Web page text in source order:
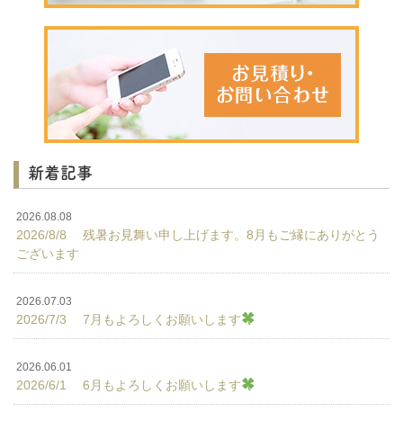
新着記事
2026.08.08
2026/8/8 残暑お見舞い申し上げます。8月もご縁にありがとう
ございます
2026.07.03
2026/7/3 7月もよろしくお願いします
2026.06.01
2026/6/1 6月もよろしくお願いします